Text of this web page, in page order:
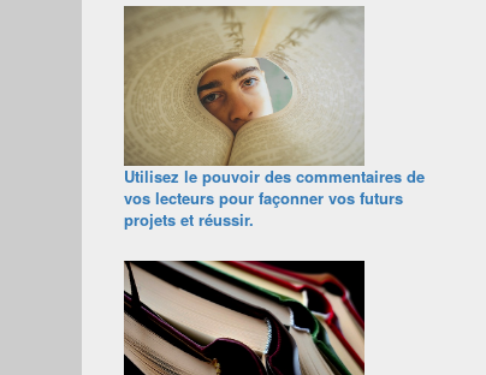
Utilisez le pouvoir des commentaires de
vos lecteurs pour façonner vos futurs
projets et réussir.